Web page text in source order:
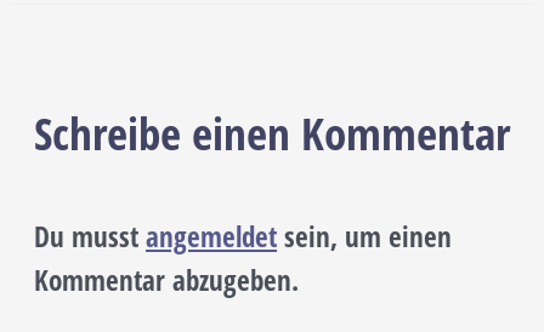
Schreibe einen Kommentar
Du musstangemeldetsein, um einen
Kommentar abzugeben.